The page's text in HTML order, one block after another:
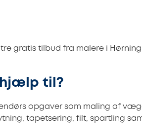
gratis tilbud fra malere i
hjælp til?
opgaver som maling af
tapetsering, filt, spartling